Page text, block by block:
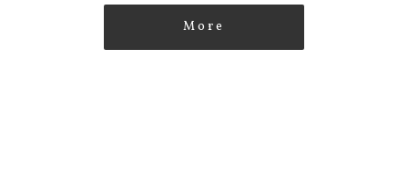
More